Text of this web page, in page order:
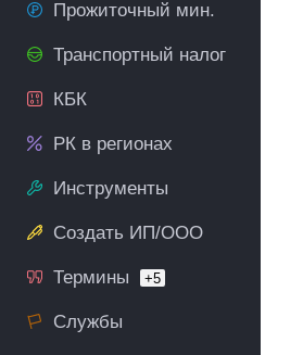
Прожиточный мин.
Транспортный налог
КБК
РК в регионах
Инструменты
Создать ИП/ООО
Термины +5
Службы